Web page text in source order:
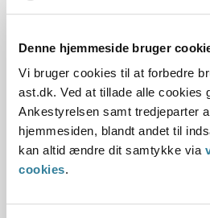
Denne hjemmeside bruger
Vi bruger cookies til at forbedre
ast.dk. Ved at tillade alle cookies
Ankestyrelsen samt tredjeparter
hjemmesiden, blandt andet til
kan altid ændre dit samtykke via
cookies.
Gældende Arbejdsskade
Barnets
Ophold uden for hjemmet
Principmeddelelsen fastslår
Udgifter, der er forbundet med,